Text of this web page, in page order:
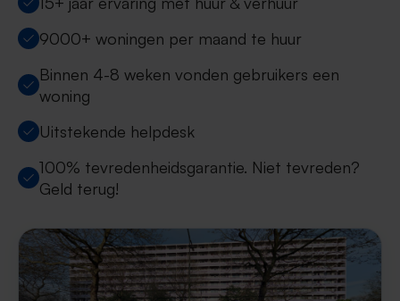
9000+ woningen per maand te huur
Binnen 4-8 weken vonden gebruikers een
woning
Uitstekende helpdesk
100% tevredenheidsgarantie. Niet tevreden?
Geld terug!